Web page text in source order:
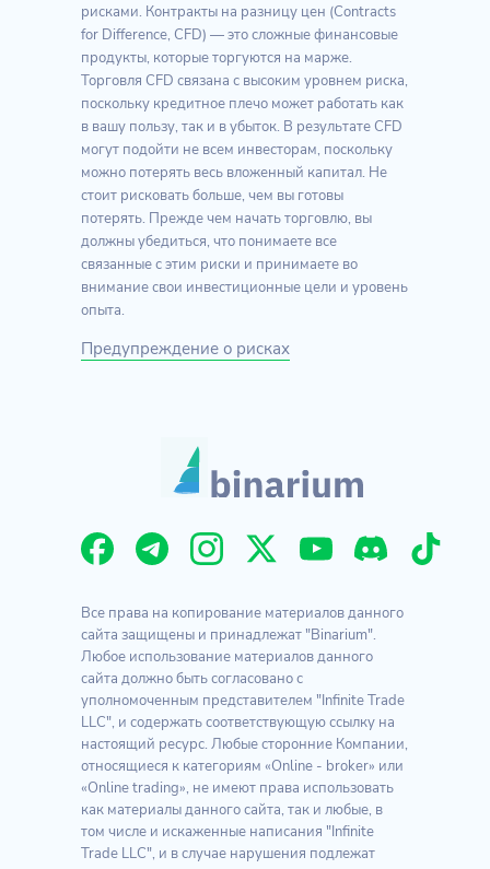
рисками. Контракты на разницу цен (Contracts
for Difference, CFD) — это сложные финансовые
продукты, которые торгуются на марже.
Торговля CFD связана с высоким уровнем риска,
поскольку кредитное плечо может работать как
в вашу пользу, так и в убыток. В результате CFD
могут подойти не всем инвесторам, поскольку
можно потерять весь вложенный капитал. Не
стоит рисковать больше, чем вы готовы
потерять. Прежде чем начать торговлю, вы
должны убедиться, что понимаете все
связанные с этим риски и принимаете во
внимание свои инвестиционные цели и уровень
опыта.
Предупреждение о рисках
Все права на копирование материалов данного
сайта защищены и принадлежат "Binarium".
Любое использование материалов данного
сайта должно быть согласовано с
уполномоченным представителем "Infinite Trade
LLC", и содержать соответствующую ссылку на
настоящий ресурс. Любые сторонние Компании,
относящиеся к категориям «Online - broker» или
«Online trading», не имеют права использовать
как материалы данного сайта, так и любые, в
том числе и искаженные написания "Infinite
Trade LLC", и в случае нарушения подлежат